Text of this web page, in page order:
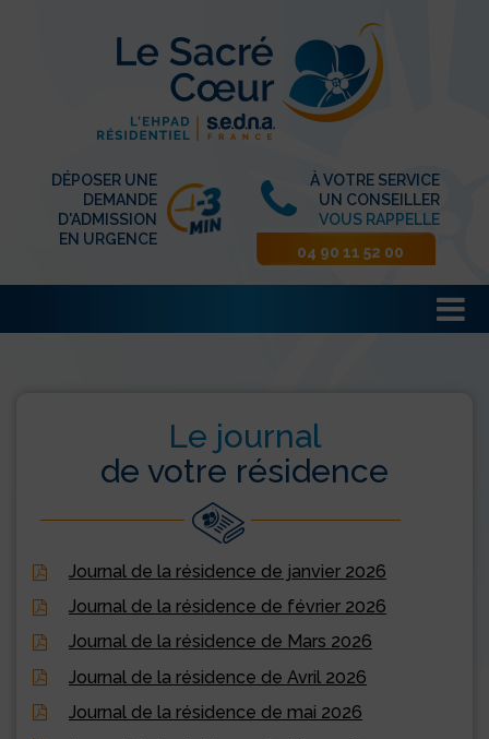
DÉPOSER UNE
DEMANDE
D'ADMISSION
EN URGENCE
À VOTRE SERVICE
UN CONSEILLER
VOUS RAPPELLE
04 90 11 52 00
Le journal
de votre résidence
Journal de la résidence de janvier 2026
Journal de la résidence de février 2026
Journal de la résidence de Mars 2026
Journal de la résidence de Avril 2026
Journal de la résidence de mai 2026